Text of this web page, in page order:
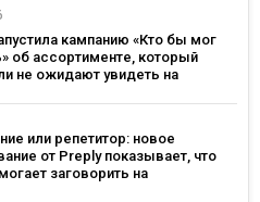
кампанию «Кто бы мог
об ассортименте, который
не ожидают увидеть на
или репетитор: новое
от Preply показывает, что
заговорить на